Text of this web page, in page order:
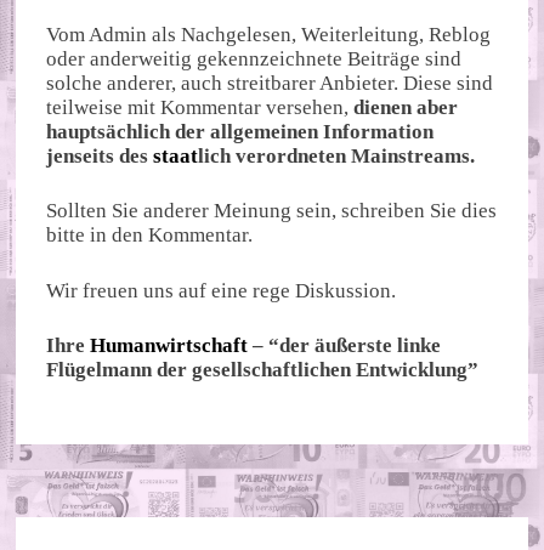
Vom Admin als Nachgelesen, Weiterleitung, Reblog
oder anderweitig gekennzeichnete Beiträge sind
solche anderer, auch streitbarer Anbieter. Diese sind
teilweise mit Kommentar versehen,dienen aber
hauptsächlich der allgemeinen Information
jenseits desstaatlich verordneten Mainstreams.
Sollten Sie anderer Meinung sein, schreiben Sie dies
bitte in den Kommentar.
Wir freuen uns auf eine rege Diskussion.
IhreHumanwirtschaft – “der äußerste linke
Flügelmann der gesellschaftlichen Entwicklung”